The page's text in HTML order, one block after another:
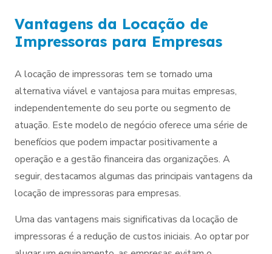
Vantagens da Locação de
Impressoras para Empresas
A locação de impressoras tem se tornado uma
alternativa viável e vantajosa para muitas empresas,
independentemente do seu porte ou segmento de
atuação. Este modelo de negócio oferece uma série de
benefícios que podem impactar positivamente a
operação e a gestão financeira das organizações. A
seguir, destacamos algumas das principais vantagens da
locação de impressoras para empresas.
Uma das vantagens mais significativas da locação de
impressoras é a redução de custos iniciais. Ao optar por